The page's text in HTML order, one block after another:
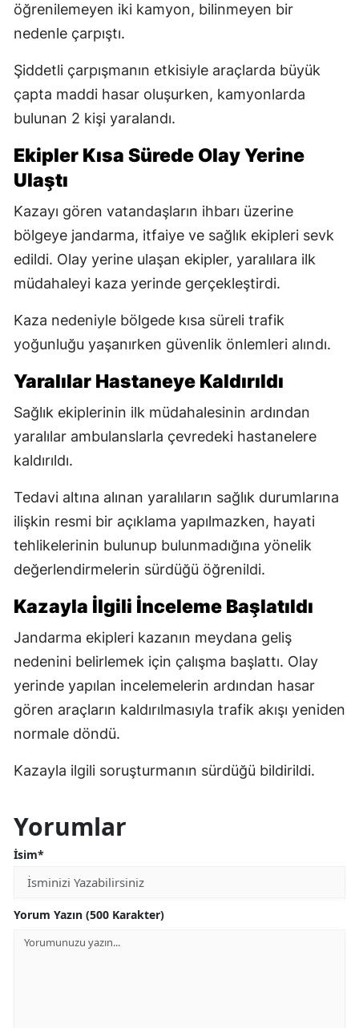
öğrenilemeyen iki kamyon, bilinmeyen bir
nedenle çarpıştı.
Şiddetli çarpışmanın etkisiyle araçlarda büyük
çapta maddi hasar oluşurken, kamyonlarda
bulunan 2 kişi yaralandı.
Ekipler Kısa Sürede Olay Yerine
Ulaştı
Kazayı gören vatandaşların ihbarı üzerine
bölgeye jandarma, itfaiye ve sağlık ekipleri sevk
edildi. Olay yerine ulaşan ekipler, yaralılara ilk
müdahaleyi kaza yerinde gerçekleştirdi.
Kaza nedeniyle bölgede kısa süreli trafik
yoğunluğu yaşanırken güvenlik önlemleri alındı.
Yaralılar Hastaneye Kaldırıldı
Sağlık ekiplerinin ilk müdahalesinin ardından
yaralılar ambulanslarla çevredeki hastanelere
kaldırıldı.
Tedavi altına alınan yaralıların sağlık durumlarına
ilişkin resmi bir açıklama yapılmazken, hayati
tehlikelerinin bulunup bulunmadığına yönelik
değerlendirmelerin sürdüğü öğrenildi.
Kazayla İlgili İnceleme Başlatıldı
Jandarma ekipleri kazanın meydana geliş
nedenini belirlemek için çalışma başlattı. Olay
yerinde yapılan incelemelerin ardından hasar
gören araçların kaldırılmasıyla trafik akışı yeniden
normale döndü.
Kazayla ilgili soruşturmanın sürdüğü bildirildi.
Yorumlar
İsim*
Yorum Yazın (500 Karakter)